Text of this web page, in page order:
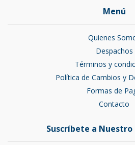
Menú
Quienes
Despachos
Términos y
Política de Cambios y
Formas de
Contacto
Suscríbete a